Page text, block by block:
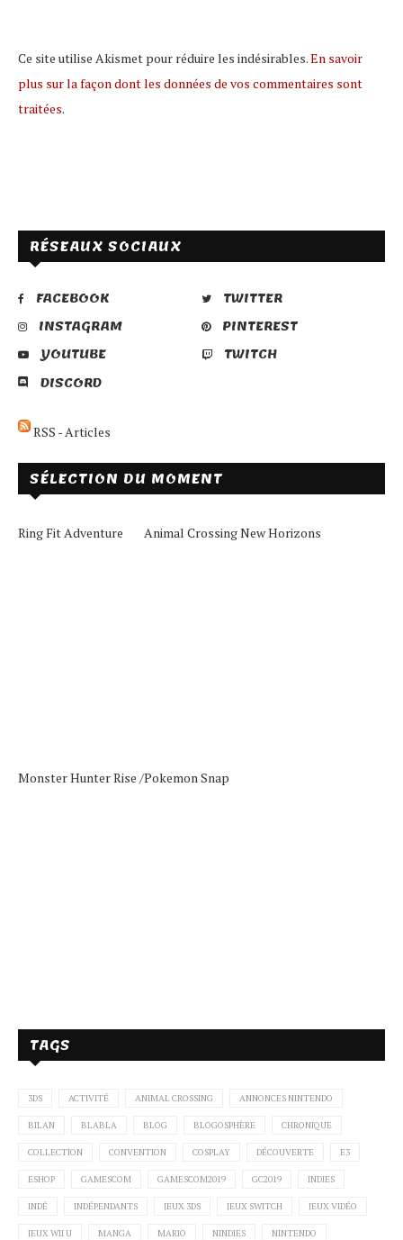
Ce site utilise Akismet pour réduire les indésirables.En savoir
plus sur la façon dont les données de vos commentaires sont
traitées.
RÉSEAUX SOCIAUX
FACEBOOK
TWITTER
INSTAGRAM
PINTEREST
YOUTUBE
TWITCH
DISCORD
RSS - Articles
SÉLECTION DU MOMENT
Ring Fit Adventure Animal Crossing New Horizons
Monster Hunter Rise /Pokemon Snap
TAGS
3DS ACTIVITÉ ANIMAL CROSSING ANNONCES NINTENDO
BILAN BLABLA BLOG BLOGOSPHÈRE CHRONIQUE
COLLECTION CONVENTION COSPLAY DÉCOUVERTE E3
ESHOP GAMESCOM GAMESCOM2019 GC2019 INDIES
INDÉ INDÉPENDANTS JEUX 3DS JEUX SWITCH JEUX VIDÉO
JEUX WII U MANGA MARIO NINDIES NINTENDO